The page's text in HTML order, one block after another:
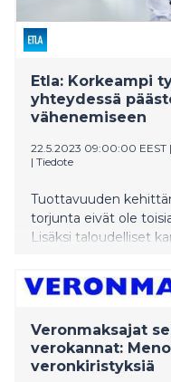
Etla: Korkeampi
yhteydessä
vähenemiseen
22.5.2023 09:00:00 EEST |
| Tiedote
Tuottavuuden
torjunta eivät ole
Lisäksi taloudelliset
Etla-tutkimuksesta.
työn tuottavuus
käyttöön uutta
Näin tuottavuus
hiilikilpailukyvyn
Veronmaksajat
verokannat:
veronkiristyksiä